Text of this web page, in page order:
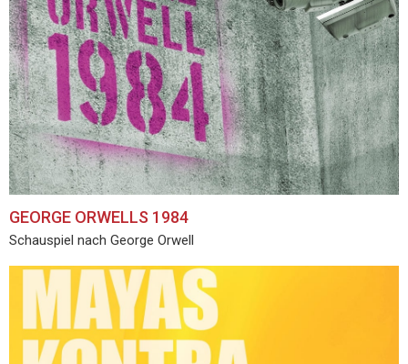
GEORGE ORWELLS 1984
Schauspiel nach George Orwell